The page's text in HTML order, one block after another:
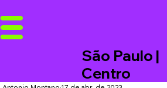
São Paulo |
Centro